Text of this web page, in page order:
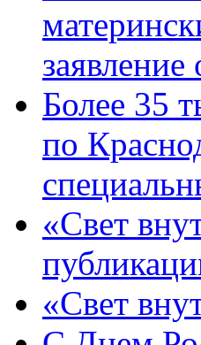
Более 35
по
«Свет
«Свет